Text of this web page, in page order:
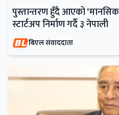
पुस्तान्तरण हुँदै आएको
स्टार्टअप निर्माण गर्दै ३ नेपाली
बिएल संवाददाता